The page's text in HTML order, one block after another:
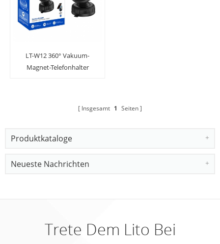
LT-W12 360° Vakuum-
Magnet-Telefonhalter
Insgesamt 1 Seiten
Produktkataloge
Neueste Nachrichten
Trete Dem Lito Bei